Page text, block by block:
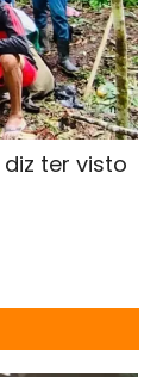
ter visto